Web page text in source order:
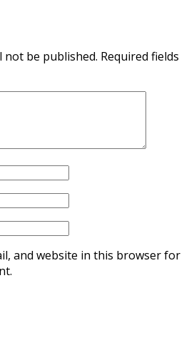
not be published. Required fields
and website in this browser for